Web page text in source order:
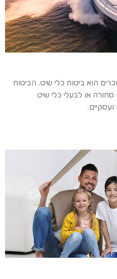
הוא ביטוח כלי שיט. הביטוח
סחורה או לבעלי כלי שיט